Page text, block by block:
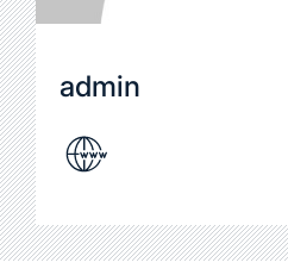
admin